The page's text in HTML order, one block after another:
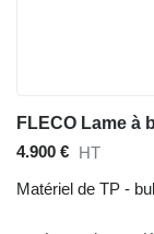
FLECO Lame à
4.900 €
HT
Matériel de TP -